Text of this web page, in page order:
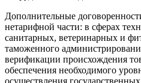
Дополнительные
нетарифной части: в сферах
санитарных, ветеринарных и
таможенного
верификации происхождения
обеспечения необходимого